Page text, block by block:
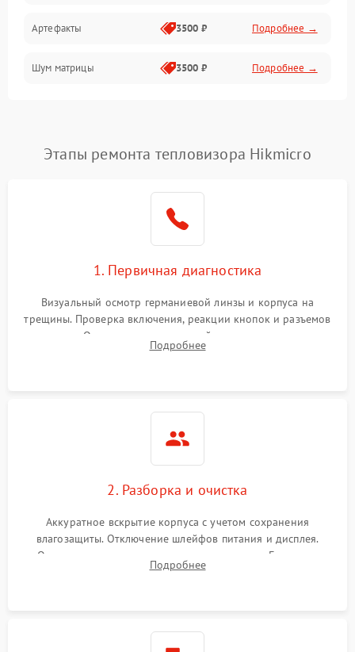
Матрица
Проблемы питания
Сбои коммуникаций и интерфейсов
Экран (дисплей)
Артефакты 3500 ₽ Подробнее →
Шум матрицы 3500 ₽ Подробнее →
Этапы ремонта тепловизора Hikmicro
1. Первичная диагностика
Визуальный осмотр германиевой линзы и корпуса на
трещины. Проверка включения, реакции кнопок и разъемов
зарядки. Оценка вывода тепловой сигнатуры на экран,
проверка базовых функций и считывание системных
Подробнее
2. Разборка и очистка
Аккуратное вскрытие корпуса с учетом сохранения
влагозащиты. Отключение шлейфов питания и дисплея.
Очистка внутренних плат от окислов и пыли. Бережная
обработка германиевого объектива специализированными
Подробнее